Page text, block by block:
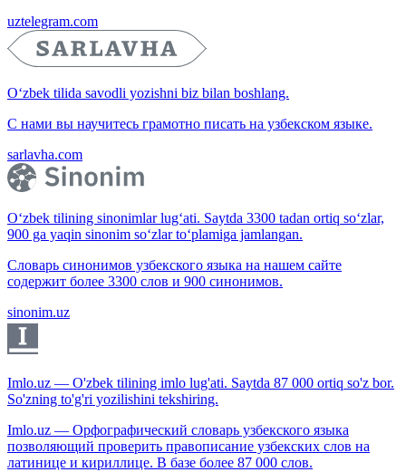
uztelegram.com
O‘zbek tilida savodli yozishni biz bilan boshlang.
С нами вы научитесь грамотно писать на узбекском языке.
sarlavha.com
O‘zbek tilining sinonimlar lug‘ati. Saytda 3300 tadan ortiq so‘zlar,
900 ga yaqin sinonim so‘zlar to‘plamiga jamlangan.
Словарь синонимов узбекского языка на нашем сайте
содержит более 3300 слов и 900 синонимов.
sinonim.uz
Imlo.uz — O'zbek tilining imlo lug'ati. Saytda 87 000 ortiq so'z bor.
So'zning to'g'ri yozilishini tekshiring.
Imlo.uz — Орфографический словарь узбекского языка
позволяющий проверить правописание узбекских слов на
латинице и кириллице. В базе более 87 000 слов.